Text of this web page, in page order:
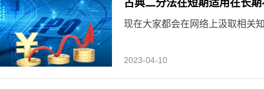
古典二分法在短期适用在长
现在大家都会在网络上汲取相关
2023-04-10